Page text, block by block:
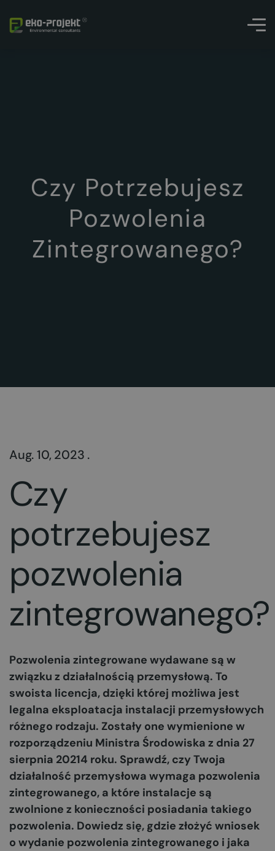
Czy Potrzebujesz
Pozwolenia
Zintegrowanego?
Aug. 10, 2023 .
Czy
potrzebujesz
pozwolenia
zintegrowanego?
Pozwolenia zintegrowane wydawane są w
związku z działalnością przemysłową. To
swoista licencja, dzięki której możliwa jest
legalna eksploatacja instalacji przemysłowych
różnego rodzaju. Zostały one wymienione w
rozporządzeniu Ministra Środowiska z dnia 27
sierpnia 20214 roku. Sprawdź, czy Twoja
działalność przemysłowa wymaga pozwolenia
zintegrowanego, a które instalacje są
zwolnione z konieczności posiadania takiego
pozwolenia. Dowiedz się, gdzie złożyć wniosek
o wydanie pozwolenia zintegrowanego i jaka